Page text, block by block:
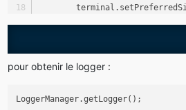
//Pour modifier les
//Pour modifier le
pour obtenir le logger :
LoggerManager.getLogger();